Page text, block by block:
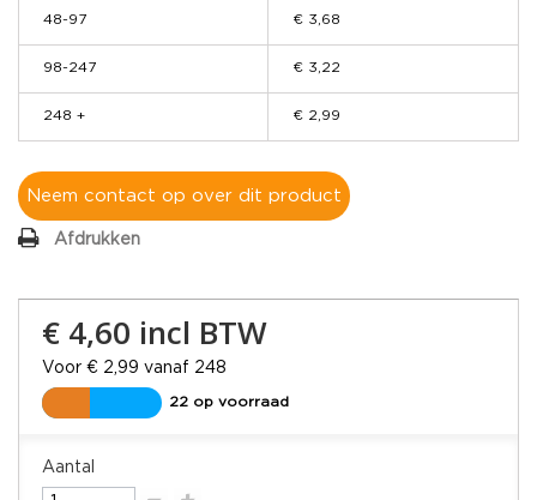
48-97 € 3,68
98-247 € 3,22
248 + € 2,99
Neem contact op over dit product
Afdrukken
€ 4,60 incl BTW
Voor € 2,99 vanaf 248
22 op voorraad
Aantal